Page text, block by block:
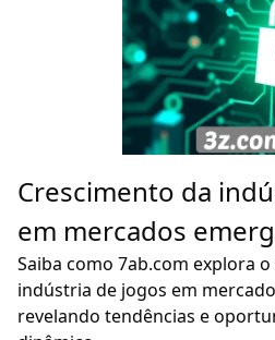
Crescimento da
em mercados
Saiba como 7ab.com explora
indústria de jogos em
revelando tendências e